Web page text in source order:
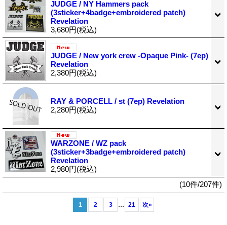
JUDGE / NY Hammers pack
(3sticker+4badge+embroidered patch)
Revelation
3,680円(税込)
JUDGE / New york crew -Opaque Pink- (7ep)
Revelation
2,380円(税込)
RAY & PORCELL / st (7ep) Revelation
2,280円(税込)
WARZONE / WZ pack
(3sticker+3badge+embroidered patch)
Revelation
2,980円(税込)
(10件/207件)
1 2 3 ... 21 次»